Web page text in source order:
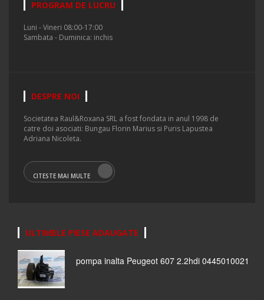
PROGRAM DE LUCRU
Luni - Vineri 08:00-17:00
Sambata - Duminica: inchis
DESPRE NOI
Societatea Raul&Roxana SRL a fost fondata in anul 1998 de
catre doi asociati: Bungau Florin Marius si Puris Lapustea
Adriana Nicoleta.
CITESTE MAI MULTE
ULTIMELE PIESE ADAUGATE
pompa inalta Peugeot 607 2.2hdi 0445010021